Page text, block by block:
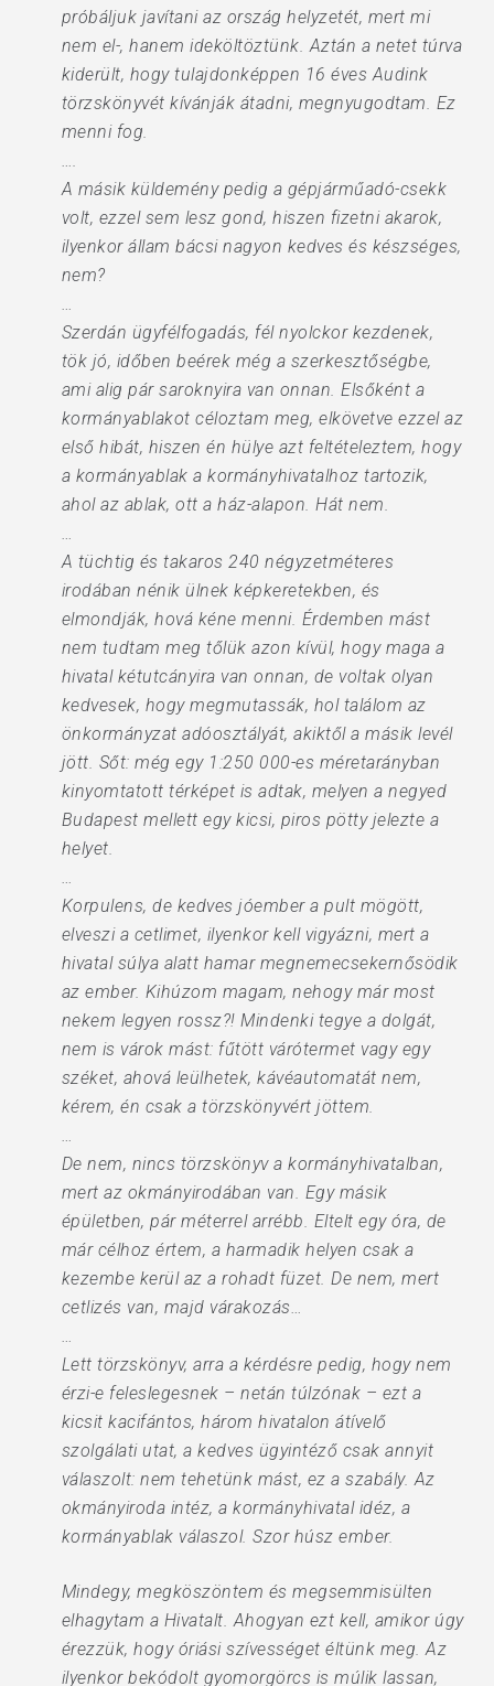
próbáljuk javítani az ország helyzetét, mert mi
nem el-, hanem ideköltöztünk. Aztán a netet túrva
kiderült, hogy tulajdonképpen 16 éves Audink
törzskönyvét kívánják átadni, megnyugodtam. Ez
menni fog.
….
A másik küldemény pedig a gépjárműadó-csekk
volt, ezzel sem lesz gond, hiszen fizetni akarok,
ilyenkor állam bácsi nagyon kedves és készséges,
nem?
…
Szerdán ügyfélfogadás, fél nyolckor kezdenek,
tök jó, időben beérek még a szerkesztőségbe,
ami alig pár saroknyira van onnan. Elsőként a
kormányablakot céloztam meg, elkövetve ezzel az
első hibát, hiszen én hülye azt feltételeztem, hogy
a kormányablak a kormányhivatalhoz tartozik,
ahol az ablak, ott a ház-alapon. Hát nem.
…
A tüchtig és takaros 240 négyzetméteres
irodában nénik ülnek képkeretekben, és
elmondják, hová kéne menni. Érdemben mást
nem tudtam meg tőlük azon kívül, hogy maga a
hivatal kétutcányira van onnan, de voltak olyan
kedvesek, hogy megmutassák, hol találom az
önkormányzat adóosztályát, akiktől a másik levél
jött. Sőt: még egy 1:250 000-es méretarányban
kinyomtatott térképet is adtak, melyen a negyed
Budapest mellett egy kicsi, piros pötty jelezte a
helyet.
…
Korpulens, de kedves jóember a pult mögött,
elveszi a cetlimet, ilyenkor kell vigyázni, mert a
hivatal súlya alatt hamar megnemecsekernősödik
az ember. Kihúzom magam, nehogy már most
nekem legyen rossz?! Mindenki tegye a dolgát,
nem is várok mást: fűtött várótermet vagy egy
széket, ahová leülhetek, kávéautomatát nem,
kérem, én csak a törzskönyvért jöttem.
…
De nem, nincs törzskönyv a kormányhivatalban,
mert az okmányirodában van. Egy másik
épületben, pár méterrel arrébb. Eltelt egy óra, de
már célhoz értem, a harmadik helyen csak a
kezembe kerül az a rohadt füzet. De nem, mert
cetlizés van, majd várakozás…
…
Lett törzskönyv, arra a kérdésre pedig, hogy nem
érzi-e feleslegesnek – netán túlzónak – ezt a
kicsit kacifántos, három hivatalon átívelő
szolgálati utat, a kedves ügyintéző csak annyit
válaszolt: nem tehetünk mást, ez a szabály. Az
okmányiroda intéz, a kormányhivatal idéz, a
kormányablak válaszol. Szor húsz ember.
Mindegy, megköszöntem és megsemmisülten
elhagytam a Hivatalt. Ahogyan ezt kell, amikor úgy
érezzük, hogy óriási szívességet éltünk meg. Az
ilyenkor bekódolt gyomorgörcs is múlik lassan,